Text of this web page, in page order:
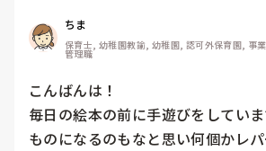
ちま
保育士, 幼稚園教諭, 幼稚園, 認可外保育園, 事
管理職
こんばんは！
毎日の絵本の前に手遊びをしてい
ものになるのもなと思い何個かレ